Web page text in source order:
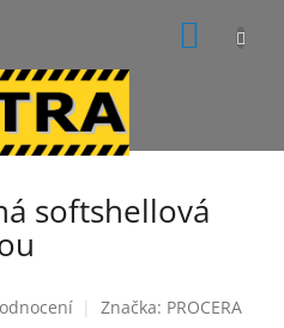
softshellová
Značka: PROCERA